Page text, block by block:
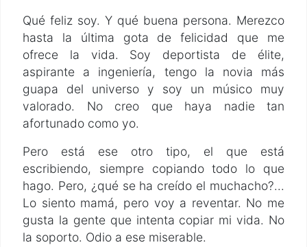
Qué feliz soy. Y qué buena persona. Merezco
hasta la última gota de felicidad que me
ofrece la vida. Soy deportista de élite,
aspirante a ingeniería, tengo la novia más
guapa del universo y soy un músico muy
valorado. No creo que haya nadie tan
afortunado como yo.
Pero está ese otro tipo, el que está
escribiendo, siempre copiando todo lo que
hago. Pero, ¿qué se ha creído el muchacho?...
Lo siento mamá, pero voy a reventar. No me
gusta la gente que intenta copiar mi vida. No
la soporto. Odio a ese miserable.